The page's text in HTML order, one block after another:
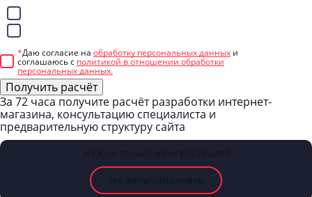
*Даю согласие на обработку персональных данных и
соглашаюсь с политикой в отношении обработки
персональных данных.
Получить расчёт
За 72 часа получите расчёт разработки интернет-
магазина, консультацию специалиста и
предварительную структуру сайта